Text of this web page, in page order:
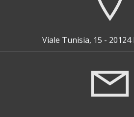
Viale Tunisia, 15 -